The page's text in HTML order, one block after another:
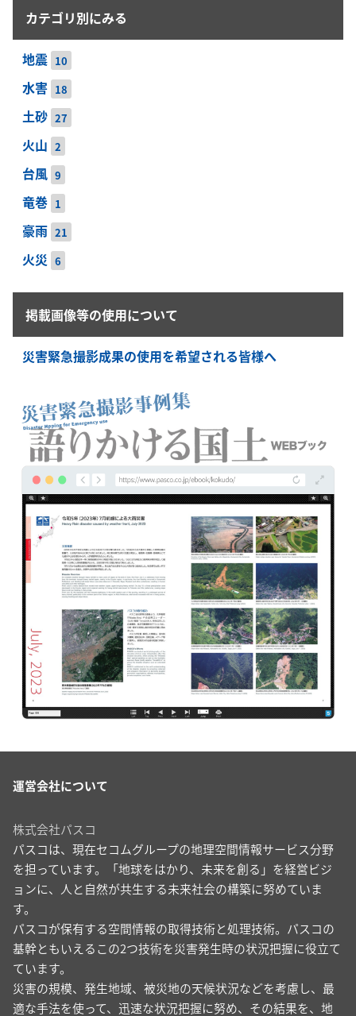
カテゴリ別にみる
地震 10
水害 18
土砂 27
火山 2
台風 9
竜巻 1
豪雨 21
火災 6
掲載画像等の使用について
災害緊急撮影成果の使用を希望される皆様へ
運営会社について
株式会社パスコ
パスコは、現在セコムグループの地理空間情報サービス分野
を担っています。「地球をはかり、未来を創る」を経営ビジ
ョンに、人と自然が共生する未来社会の構築に努めていま
す。
パスコが保有する空間情報の取得技術と処理技術。パスコの
基幹ともいえるこの2つ技術を災害発生時の状況把握に役立て
ています。
災害の規模、発生地域、被災地の天候状況などを考慮し、最
適な手法を使って、迅速な状況把握に努め、その結果を、地